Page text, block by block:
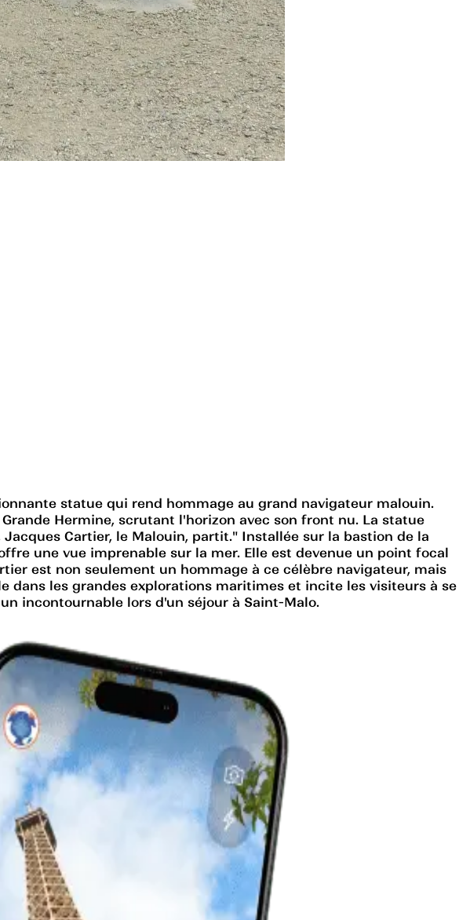
statue qui rend hommage au grand navigateur malouin.
Hermine, scrutant l'horizon avec son front nu. La statue
Cartier, le Malouin, partit." Installée sur la bastion de la
une vue imprenable sur la mer. Elle est devenue un point focal
est non seulement un hommage à ce célèbre navigateur, mais
les grandes explorations maritimes et incite les visiteurs à se
incontournable lors d'un séjour à Saint-Malo.